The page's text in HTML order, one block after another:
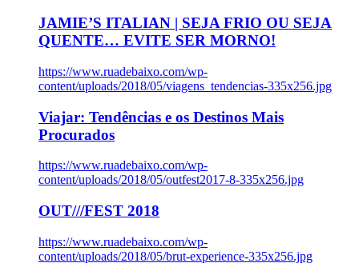
JAMIE’S ITALIAN | SEJA FRIO OU SEJA
QUENTE… EVITE SER MORNO!
https://www.ruadebaixo.com/wp-
content/uploads/2018/05/viagens_tendencias-335x256.jpg
Viajar: Tendências e os Destinos Mais
Procurados
https://www.ruadebaixo.com/wp-
content/uploads/2018/05/outfest2017-8-335x256.jpg
OUT///FEST 2018
https://www.ruadebaixo.com/wp-
content/uploads/2018/05/brut-experience-335x256.jpg